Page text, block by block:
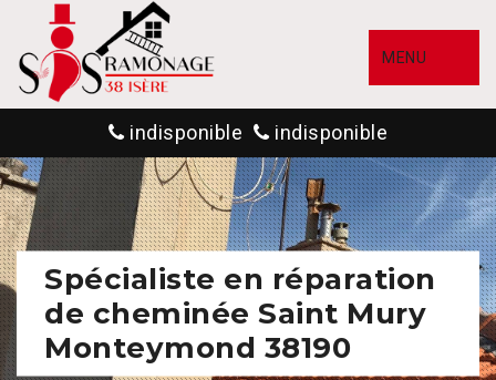
MENU
indisponible indisponible
Spécialiste en réparation
de cheminée Saint Mury
Monteymond 38190